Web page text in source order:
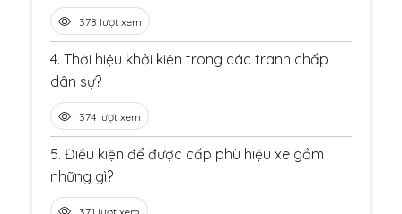
378 lượt xem
4. Thời hiệu khởi kiện trong các tranh chấp
dân sự?
374 lượt xem
5. Điều kiện để được cấp phù hiệu xe gồm
những gì?